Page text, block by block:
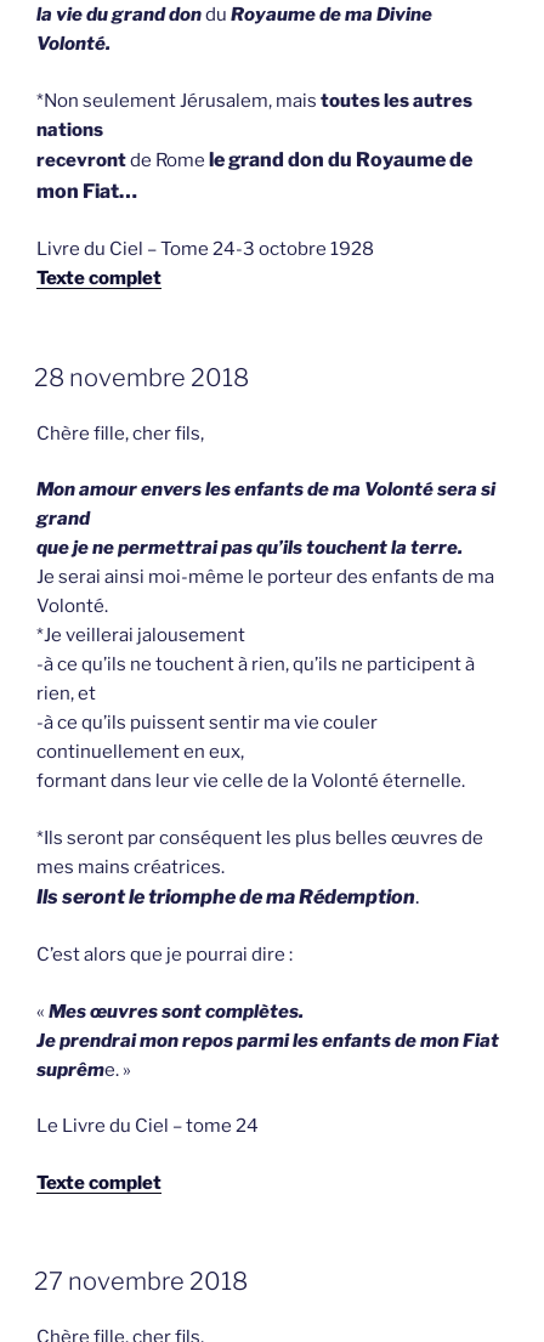
la vie du grand dondu Royaume de ma Divine
Volonté.
*Non seulement Jérusalem, mais toutes les autres
nations
recevrontde Rome le grand don du Royaume de
mon Fiat…
Livre du Ciel – Tome 24-3 octobre 1928
Texte complet
GEPLAATST
OP
28 novembre 2018
Chère fille, cher fils,
Mon amour envers les enfants de ma Volonté sera si
grand
que je ne permettrai pas qu’ils touchent la terre.
Je serai ainsi moi-même le porteur des enfants de ma
Volonté.
*Je veillerai jalousement
-à ce qu’ils ne touchent à rien, qu’ils ne participent à
rien, et
-à ce qu’ils puissent sentir ma vie couler
continuellement en eux,
formant dans leur vie celle de la Volonté éternelle.
*Ils seront par conséquent les plus belles œuvres de
mes mains créatrices.
Ils seront le triomphe de ma Rédemption.
C’est alors que je pourrai dire :
« Mes œuvres sont complètes.
Je prendrai mon repos parmi les enfants de mon Fiat
suprême. »
Le Livre du Ciel – tome 24
Texte complet
GEPLAATST
OP
27 novembre 2018
Chère fille, cher fils,